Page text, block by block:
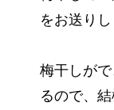
をお送りし
梅干しが
るので、